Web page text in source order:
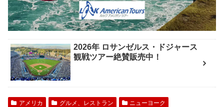
2026年 ロサンゼルス・ドジャース
観戦ツアー絶賛販売中！
アメリカ グルメ、レストラン
ニューヨーク